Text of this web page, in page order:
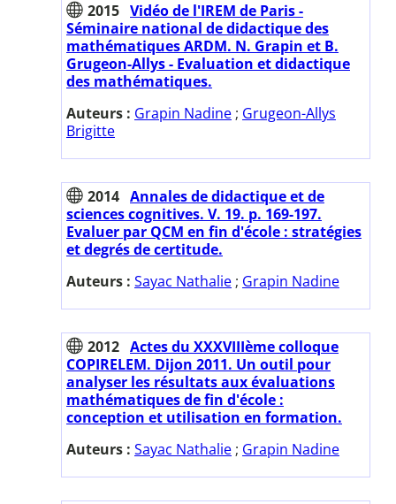
2015 Vidéo de l'IREM de Paris -
Séminaire national de didactique des
mathématiques ARDM. N. Grapin et B.
Grugeon-Allys - Evaluation et didactique
des mathématiques.
Auteurs : Grapin Nadine ; Grugeon-Allys
Brigitte
2014 Annales de didactique et de
sciences cognitives. V. 19. p. 169-197.
Evaluer par QCM en fin d'école : stratégies
et degrés de certitude.
Auteurs : Sayac Nathalie ; Grapin Nadine
2012 Actes du XXXVIIIème colloque
COPIRELEM. Dijon 2011. Un outil pour
analyser les résultats aux évaluations
mathématiques de fin d'école :
conception et utilisation en formation.
Auteurs : Sayac Nathalie ; Grapin Nadine